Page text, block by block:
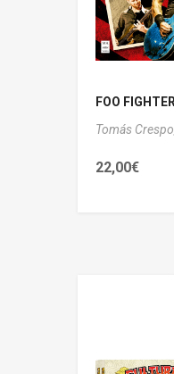
FOO
Tomás
22,00€